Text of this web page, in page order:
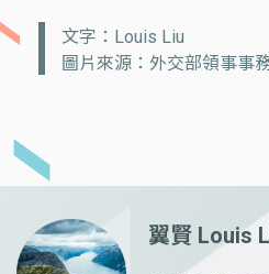
文字：Louis Liu
圖片來源：外交部領事事
翼賢 Louis